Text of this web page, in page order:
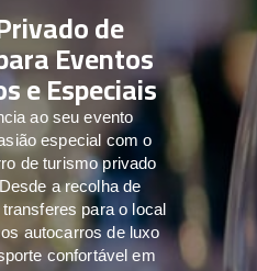
de
Eventos
e Especiais
ao seu evento
especial com o
de turismo privado
a recolha de
para o local
autocarros de luxo
confortável em